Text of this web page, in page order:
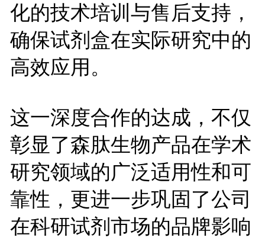
化的技术培训与售后支持，
确保试剂盒在实际研究中的
高效应用。
这一深度合作的达成，不仅
彰显了森肽生物产品在学术
研究领域的广泛适用性和可
靠性，更进一步巩固了公司
在科研试剂市场的品牌影响